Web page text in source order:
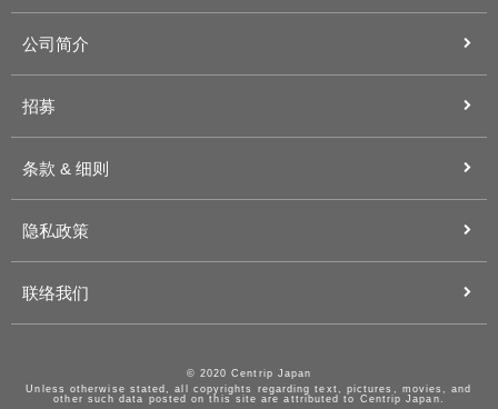
公司简介
招募
条款 & 细则
隐私政策
联络我们
© 2020 Centrip Japan
Unless otherwise stated, all copyrights regarding text, pictures, movies, and
other such data posted on this site are attributed to Centrip Japan.